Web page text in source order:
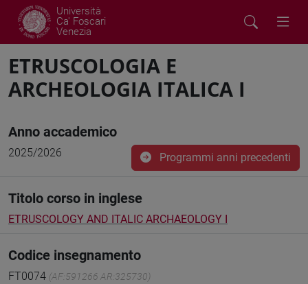
Università
Ca' Foscari
Venezia
ETRUSCOLOGIA E
ARCHEOLOGIA ITALICA I
Anno accademico
2025/2026 Programmi anni precedenti
Titolo corso in inglese
ETRUSCOLOGY AND ITALIC ARCHAEOLOGY I
Codice insegnamento
FT0074 (AF:591266 AR:325730)